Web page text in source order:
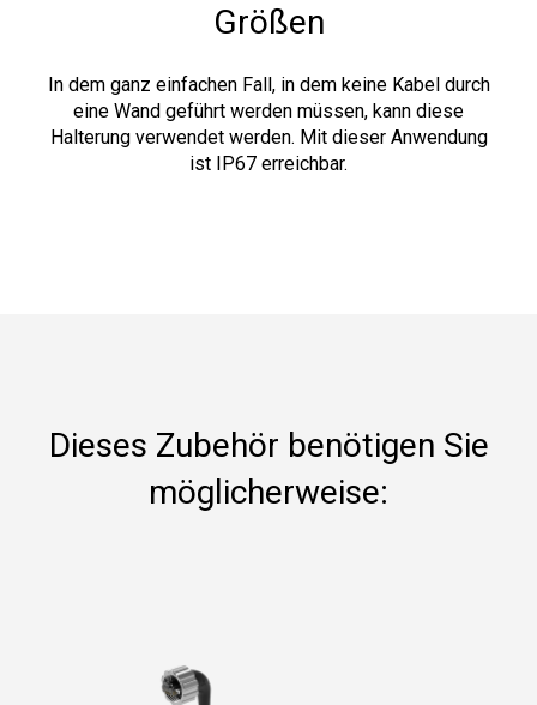
Größen
In dem ganz einfachen Fall, in dem keine Kabel durch
eine Wand geführt werden müssen, kann diese
Halterung verwendet werden. Mit dieser Anwendung
ist IP67 erreichbar.
Dieses Zubehör benötigen Sie
möglicherweise: